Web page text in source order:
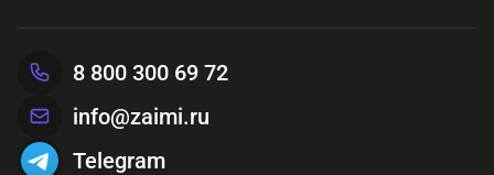
8 800 300 69 72
info@zaimi.ru
Telegram